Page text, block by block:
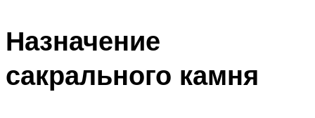
Назначение
сакрального камня